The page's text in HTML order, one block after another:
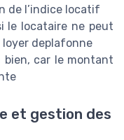
de l’indice locatif
le locataire ne peut
loyer deplafonne
bien, car le montant
et gestion des